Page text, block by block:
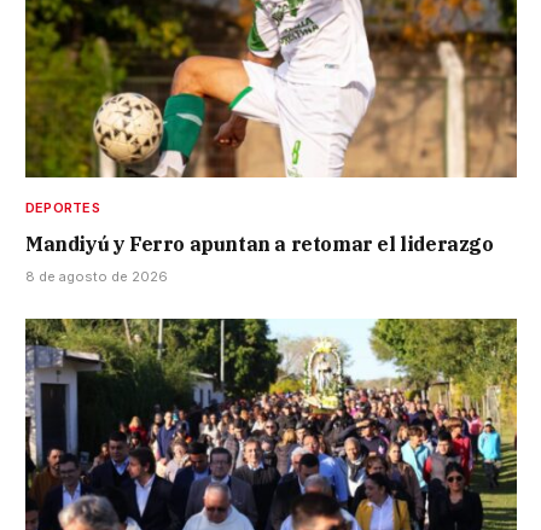
DEPORTES
Mandiyú y Ferro apuntan a retomar el liderazgo
8 de agosto de 2026